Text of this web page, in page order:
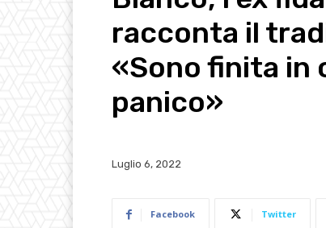
racconta il
«Sono finita in
panico»
Luglio 6, 2022
Facebook Twitter